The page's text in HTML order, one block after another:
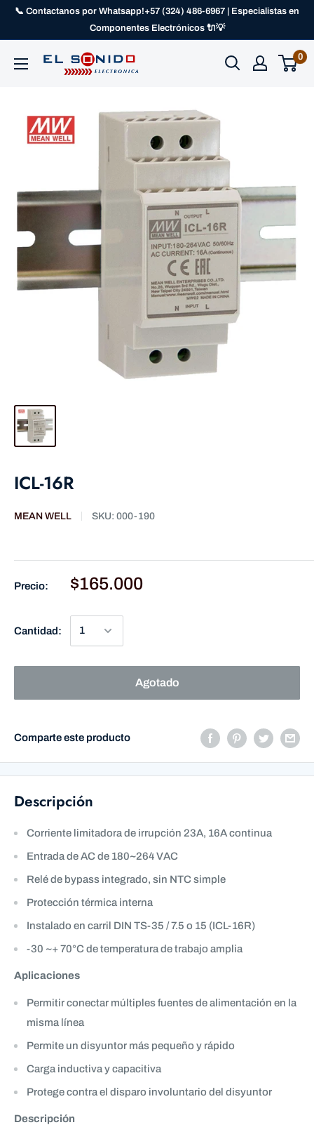
📞 Contactanos por Whatsapp!+57 (324) 486-6967 | Especialistas en
Componentes Electrónicos 🔌💡
0
ICL-16R
MEAN WELL SKU: 000-190
Precio: $165.000
Cantidad:
Agotado
Comparte este producto
Descripción
Corriente limitadora de irrupción 23A, 16A continua
Entrada de AC de 180~264 VAC
Relé de bypass integrado, sin NTC simple
Protección térmica interna
Instalado en carril DIN TS-35 / 7.5 o 15 (ICL-16R)
-30 ~+ 70°C de temperatura de trabajo amplia
Aplicaciones
Permitir conectar múltiples fuentes de alimentación en la
misma línea
Permite un disyuntor más pequeño y rápido
Carga inductiva y capacitiva
Protege contra el disparo involuntario del disyuntor
Descripción